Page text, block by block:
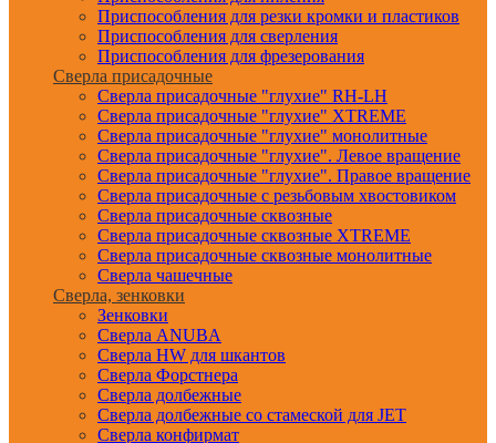
Приспособления для резки кромки и пластиков
Приспособления для сверления
Приспособления для фрезерования
Сверла присадочные
Сверла присадочные "глухие" RH-LH
Сверла присадочные "глухие" XTREME
Сверла присадочные "глухие" монолитные
Сверла присадочные "глухие". Левое вращение
Сверла присадочные "глухие". Правое вращение
Сверла присадочные с резьбовым хвостовиком
Сверла присадочные сквозные
Сверла присадочные сквозные XTREME
Сверла присадочные сквозные монолитные
Сверла чашечные
Сверла, зенковки
Зенковки
Сверла ANUBA
Сверла HW для шкантов
Сверла Форстнера
Сверла долбежные
Сверла долбежные со стамеской для JET
Сверла конфирмат